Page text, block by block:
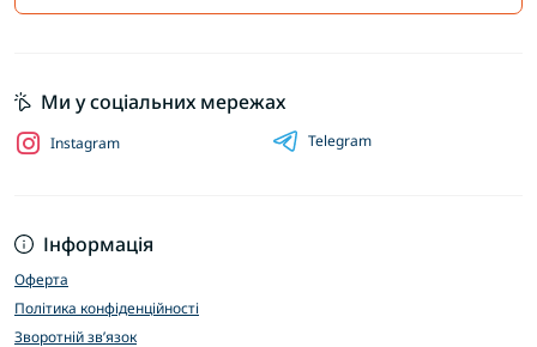
Інформація
Оферта
Політика конфіденційності
Зворотній зв’язок
Ми у соціальних мережах
Instagram Telegram